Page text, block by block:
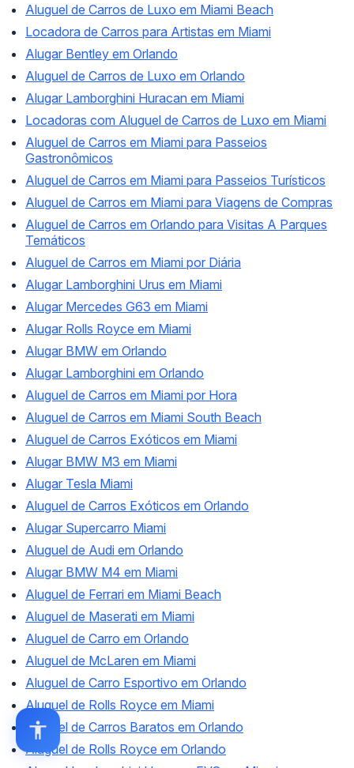
Aluguel de Carros de Luxo em Miami Beach
Locadora de Carros para Artistas em Miami
Alugar Bentley em Orlando
Aluguel de Carros de Luxo em Orlando
Alugar Lamborghini Huracan em Miami
Locadoras com Aluguel de Carros de Luxo em Miami
Aluguel de Carros em Miami para Passeios
Gastronômicos
Aluguel de Carros em Miami para Passeios Turísticos
Aluguel de Carros em Miami para Viagens de Compras
Aluguel de Carros em Orlando para Visitas A Parques
Temáticos
Aluguel de Carros em Miami por Diária
Alugar Lamborghini Urus em Miami
Alugar Mercedes G63 em Miami
Alugar Rolls Royce em Miami
Alugar BMW em Orlando
Alugar Lamborghini em Orlando
Aluguel de Carros em Miami por Hora
Aluguel de Carros em Miami South Beach
Aluguel de Carros Exóticos em Miami
Alugar BMW M3 em Miami
Alugar Tesla Miami
Aluguel de Carros Exóticos em Orlando
Alugar Supercarro Miami
Aluguel de Audi em Orlando
Alugar BMW M4 em Miami
Aluguel de Ferrari em Miami Beach
Aluguel de Maserati em Miami
Aluguel de Carro em Orlando
Aluguel de McLaren em Miami
Aluguel de Carro Esportivo em Orlando
Aluguel de Rolls Royce em Miami
Aluguel de Carros Baratos em Orlando
Aluguel de Rolls Royce em Orlando